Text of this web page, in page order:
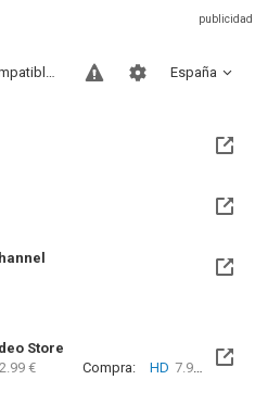
España
Sitios compatibles
01 Ene 2100 (Quedan 73 años)
Store
2.99 € Compra: HD 7.99 €